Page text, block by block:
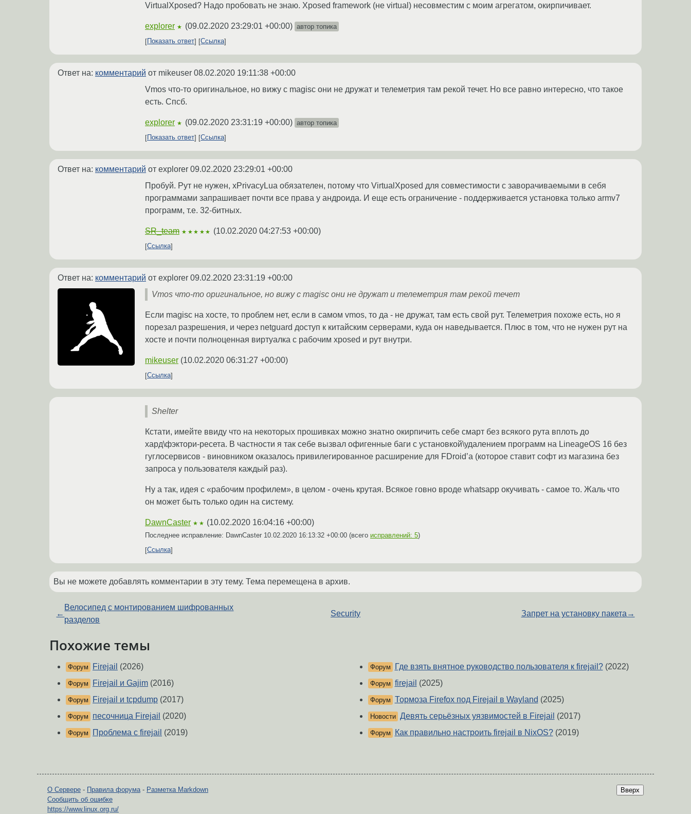
VirtualXposed? Надо пробовать не знаю. Xposed framework (не virtual) несовместим с моим агрегатом, окирпичивает.
explorer ★ (09.02.2020 23:29:01 +00:00) автор топика
Показать ответ
Ссылка
Ответ на: комментарий от mikeuser 08.02.2020 19:11:38 +00:00
Vmos что-то оригинальное, но вижу с magisc они не дружат и телеметрия там рекой течет. Но все равно интересно, что такое
есть. Спсб.
explorer ★ (09.02.2020 23:31:19 +00:00) автор топика
Показать ответ
Ссылка
Ответ на: комментарий от explorer 09.02.2020 23:29:01 +00:00
Пробуй. Рут не нужен, xPrivacyLua обязателен, потому что VirtualXposed для совместимости с заворачиваемыми в себя
программами запрашивает почти все права у андроида. И еще есть ограничение - поддерживается установка только armv7
программ, т.е. 32-битных.
SR_team ★★★★★ (10.02.2020 04:27:53 +00:00)
Ссылка
Ответ на: комментарий от explorer 09.02.2020 23:31:19 +00:00
Vmos что-то оригинальное, но вижу с magisc они не дружат и телеметрия там рекой течет
Если magisc на хосте, то проблем нет, если в самом vmos, то да - не дружат, там есть свой рут. Телеметрия похоже есть, но я
порезал разрешения, и через netguard доступ к китайским серверами, куда он наведывается. Плюс в том, что не нужен рут на
хосте и почти полноценная виртуалка с рабочим xposed и рут внутри.
mikeuser (10.02.2020 06:31:27 +00:00)
Ссылка
Shelter
Кстати, имейте ввиду что на некоторых прошивках можно знатно окирпичить себе смарт без всякого рута вплоть до
хард\фэктори-ресета. В частности я так себе вызвал офигенные баги с установкой\удалением программ на LineageOS 16 без
гуглосервисов - виновником оказалось привилегированное расширение для FDroid’а (которое ставит софт из магазина без
запроса у пользователя каждый раз).
Ну а так, идея с «рабочим профилем», в целом - очень крутая. Всякое говно вроде whatsapp окучивать - самое то. Жаль что
он может быть только один на систему.
DawnCaster ★★ (10.02.2020 16:04:16 +00:00)
Последнее исправление: DawnCaster 10.02.2020 16:13:32 +00:00 (всего исправлений: 5)
Ссылка
Вы не можете добавлять комментарии в эту тему. Тема перемещена в архив.
←
Велосипед с монтированием шифрованных
разделов
Security Запрет на установку пакета →
Похожие темы
Форум Firejail (2026)
Форум Firejail и Gajim (2016)
Форум Firejail и tcpdump (2017)
Форум песочница Firejail (2020)
Форум Проблема с firejail (2019)
Форум Где взять внятное руководство пользователя к firejail?(2022)
Форум firejail (2025)
Форум Тормоза Firefox под Firejail в Wayland (2025)
Новости Девять серьёзных уязвимостей в Firejail (2017)
Форум Как правильно настроить firejail в NixOS?(2019)
Вверх
О Сервере - Правила форума- Разметка Markdown
Сообщить об ошибке
https://www.linux.org.ru/